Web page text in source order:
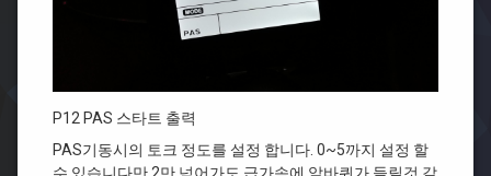
P12 PAS 스타트 출력
PAS기동시의 토크 정도를 설정 합니다. 0~5까지 설정 할
수 있습니다만 2만 넘어가도 급가속에 앞바퀴가 들릴것 같